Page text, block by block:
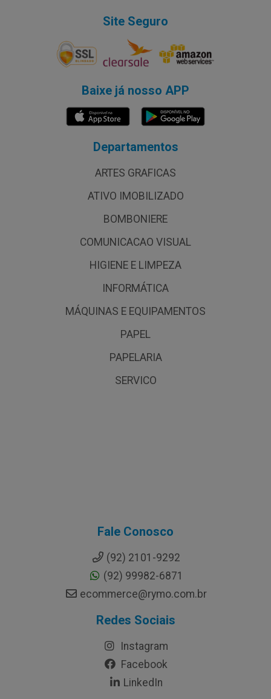
Site Seguro
Baixe já nosso APP
Departamentos
ARTES GRAFICAS
ATIVO IMOBILIZADO
BOMBONIERE
COMUNICACAO VISUAL
HIGIENE E LIMPEZA
INFORMÁTICA
MÁQUINAS E EQUIPAMENTOS
PAPEL
PAPELARIA
SERVICO
Fale Conosco
(92) 2101-9292
(92) 99982-6871
ecommerce@rymo.com.br
Redes Sociais
Instagram
Facebook
LinkedIn